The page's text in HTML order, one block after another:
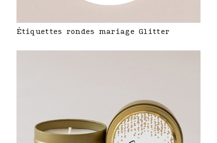
Étiquettes rondes mariage Glitter